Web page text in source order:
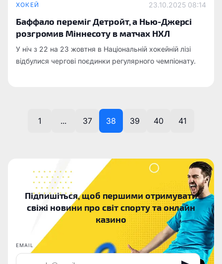
ХОКЕЙ 23.10.2025 08:14
Баффало переміг Детройт, а Нью-Джерсі
розгромив Міннесоту в матчах НХЛ
У ніч з 22 на 23 жовтня в Національній хокейній лізі
відбулися чергові поєдинки регулярного чемпіонату.
1 ... 37 38 39 40 41
Підпишіться, щоб першими отримувати
свіжі новини про світ спорту та онлайн
казино
EMAIL